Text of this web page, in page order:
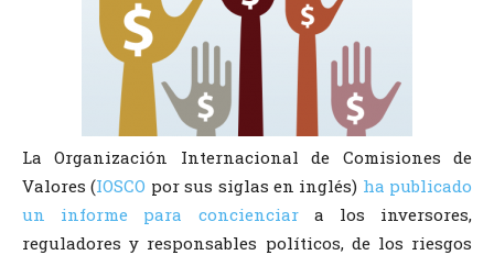
La Organización Internacional de Comisiones de
Valores (IOSCO por sus siglas en inglés) ha publicado
un informe para concienciara los inversores,
reguladores y responsables políticos, de los riesgos